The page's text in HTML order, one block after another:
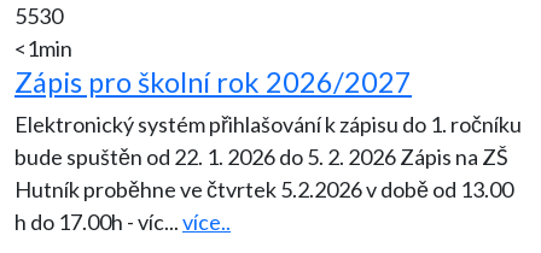
5530
<1min
Zápis pro školní rok 2026/2027
Elektronický systém přihlašování k zápisu do 1. ročníku
bude spuštěn od 22. 1. 2026 do 5. 2. 2026 Zápis na ZŠ
Hutník proběhne ve čtvrtek 5.2.2026 v době od 13.00
h do 17.00h - víc...více..